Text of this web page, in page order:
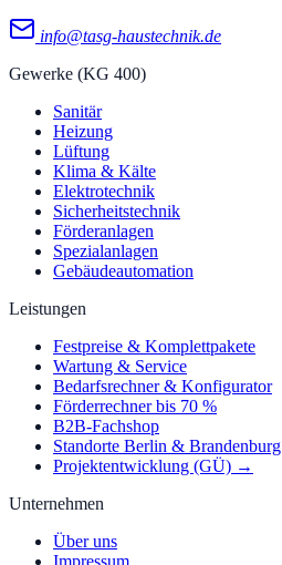
info@tasg-haustechnik.de
Gewerke (KG 400)
Sanitär
Heizung
Lüftung
Klima & Kälte
Elektrotechnik
Sicherheitstechnik
Förderanlagen
Spezialanlagen
Gebäudeautomation
Leistungen
Festpreise & Komplettpakete
Wartung & Service
Bedarfsrechner & Konfigurator
Förderrechner bis 70 %
B2B-Fachshop
Standorte Berlin & Brandenburg
Projektentwicklung (GÜ) →
Unternehmen
Über uns
Impressum